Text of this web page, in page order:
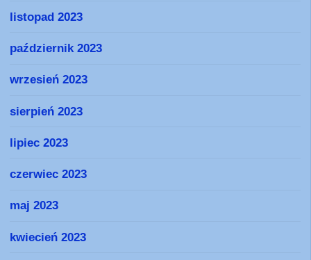
listopad 2023
październik 2023
wrzesień 2023
sierpień 2023
lipiec 2023
czerwiec 2023
maj 2023
kwiecień 2023